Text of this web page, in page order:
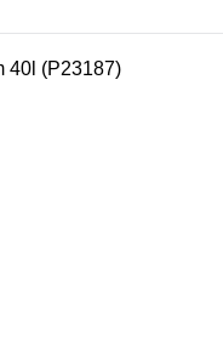
40l (P23187)